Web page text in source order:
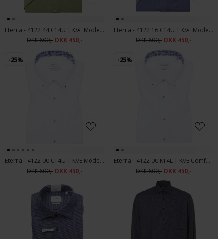
Eterna - 4122 44 C14U | K/Æ Modern fit Skjorte Grøn
DKK 600,- DKK 450,-
Eterna - 4122 16 C14U | K/Æ Modern Fit Skjorte Blå
DKK 600,- DKK 450,-
-25%
Eterna - 4122 00 C14U | K/Æ Modern Fit Skjorte Hvid
DKK 600,- DKK 450,-
-25%
Eterna - 4122 00 K14L | K/Æ Comfort Fit Skjorte Hvid
DKK 600,- DKK 450,-